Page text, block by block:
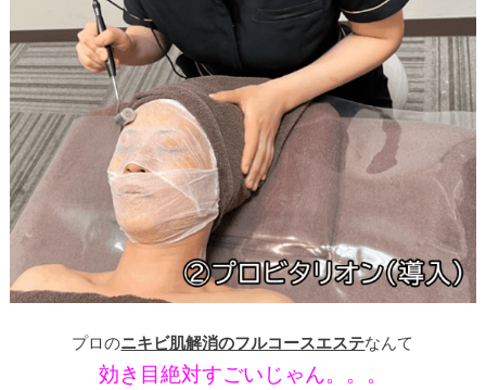
プロのニキビ肌解消のフルコースエステなんて
効き目絶対すごいじゃん。。。